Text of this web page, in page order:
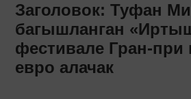
Заголовок: Туфан
багышланган
фестивале Гран-при
евро алачак